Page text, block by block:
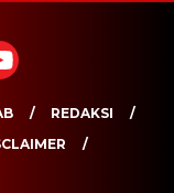
REDAKSI